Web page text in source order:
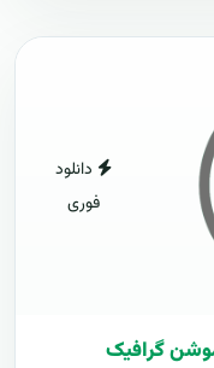
دانلود
فوری